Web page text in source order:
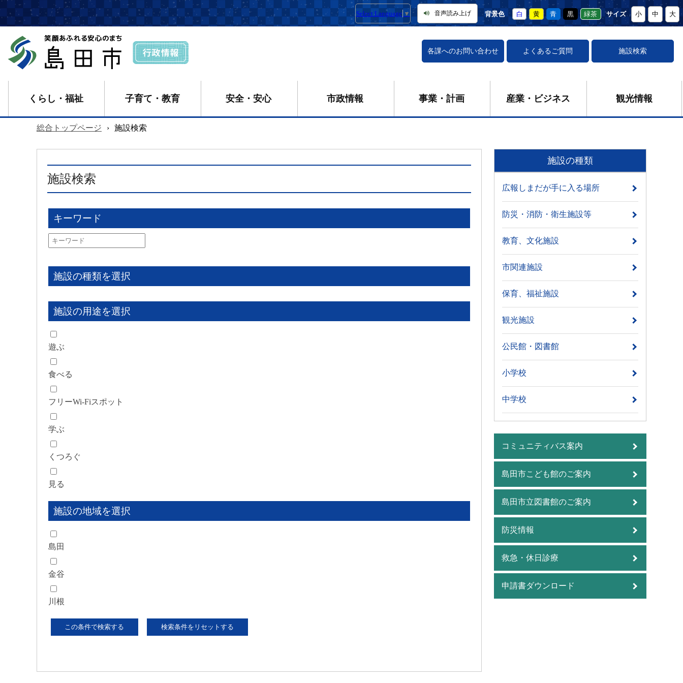
Select Language ▼ 音声読み上げ 背景色 白 黄 青 黒 緑茶 サイズ 小 中 大
各課へのお問い合わせ よくあるご質問 施設検索
くらし・福祉 子育て・教育 安全・安心 市政情報 事業・計画 産業・ビジネス 観光情報
総合トップページ › 施設検索
施設検索
キーワード
施設の種類を選択
施設の用途を選択
遊ぶ
食べる
フリーWi-Fiスポット
学ぶ
くつろぐ
見る
施設の地域を選択
島田
金谷
川根
施設の種類
広報しまだが手に入る場所
防災・消防・衛生施設等
教育、文化施設
市関連施設
保育、福祉施設
観光施設
公民館・図書館
小学校
中学校
コミュニティバス案内
島田市こども館のご案内
島田市立図書館のご案内
防災情報
救急・休日診療
申請書ダウンロード